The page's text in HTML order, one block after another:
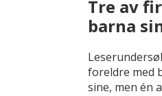
Tre av
barna
foreldre med
sine, men én